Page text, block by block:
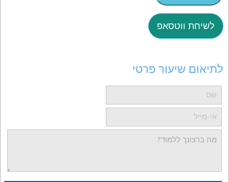
לשיחת ווטסאפ
לתיאום שיעור פרטי